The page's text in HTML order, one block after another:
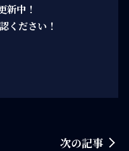
新中！
ください！
次の記事